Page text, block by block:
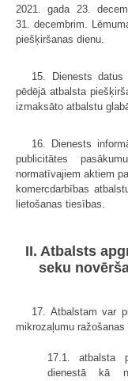
2021. gada 23.
31. decembrim.
piešķiršanas dienu.
15. Dienests
pēdējā atbalsta
izmaksāto atbalstu
16. Dienests
publicitātes
normatīvajiem aktiem
komercdarbības
lietošanas tiesības.
II. Atbalsts
seku
17. Atbalstam var
mikrozaļumu
17.1. atbalsta
dienestā kā